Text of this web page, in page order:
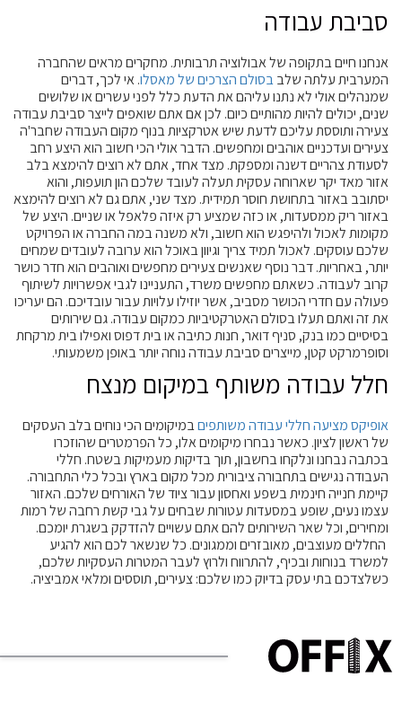
סביבת עבודה
אנחנו חיים בתקופה של אבולוציה תרבותית. מחקרים מראים שהחברה
המערבית עלתה שלבבסולם הצרכים של מאסלו. אי לכך, דברים
שמנהלים אולי לא נתנו עליהם את הדעת כלל לפני עשרים או שלושים
שנים, יכולים להיות מהותיים כיום. לכן אם אתם שואפים לייצר סביבת עבודה
צעירה ותוססת עליכם לדעת שיש אטרקציות בנוף מקום העבודה שחבר'ה
צעירים ועדכניים אוהבים ומחפשים. הדבר אולי הכי חשוב הוא היצע רחב
לסעודת צהריים דשנה ומספקת. מצד אחד, אתם לא רוצים להימצא בלב
אזור מאד יקר שארוחה עסקית תעלה לעובד שלכם הון תועפות, והוא
יסתובב באזור בתחושת חוסר תמידית. מצד שני, אתם גם לא רוצים להימצא
באזור ריק ממסעדות, או כזה שמציע רק איזה פלאפל או שניים. היצע של
מקומות לאכול ולהיפגש הוא חשוב, ולא משנה במה החברה או הפרויקט
שלכם עוסקים. לאכול תמיד צריך וגיוון באוכל הוא ערובה לעובדים שמחים
יותר, באחריות. דבר נוסף שאנשים צעירים מחפשים ואוהבים הוא חדר כושר
קרוב לעבודה. כשאתם מחפשים משרד, התעניינו לגבי אפשרויות לשיתוף
פעולה עם חדרי הכושר מסביב, אשר יוזילו עלויות עבור עובדיכם. הם יעריכו
את זה ואתם תעלו בסולם האטרקטיביות כמקום עבודה. גם שירותים
בסיסיים כמו בנק, סניף דואר, חנות כתיבה או בית דפוס ואפילו בית מרקחת
וסופרמרקט קטן, מייצרים סביבת עבודה נוחה יותר באופן משמעותי.
חלל עבודה משותף במיקום מנצח
אופיקס מציעה חללי עבודה משותפיםבמיקומים הכי נוחים בלב העסקים
של ראשון לציון. כאשר נבחרו מיקומים אלו, כל הפרמטרים שהוזכרו
בכתבה נבחנו ונלקחו בחשבון, תוך בדיקות מעמיקות בשטח. חללי
העבודה נגישים בתחבורה ציבורית מכל מקום בארץ ובכל כלי התחבורה.
קיימת חנייה חינמית בשפע ואחסון עבור ציוד של האורחים שלכם. האזור
עצמו נעים, שופע במסעדות עטורות שבחים על גבי קשת רחבה של רמות
ומחירים, וכל שאר השירותים להם אתם עשויים להזדקק בשגרת יומכם.
החללים מעוצבים, מאובזרים וממגונים. כל שנשאר לכם הוא להגיע
למשרד בנוחות ובכיף, להתרווח ולרוץ לעבר המטרות העסקיות שלכם,
כשלצדכם בתי עסק בדיוק כמו שלכם: צעירים, תוססים ומלאי אמביציה.